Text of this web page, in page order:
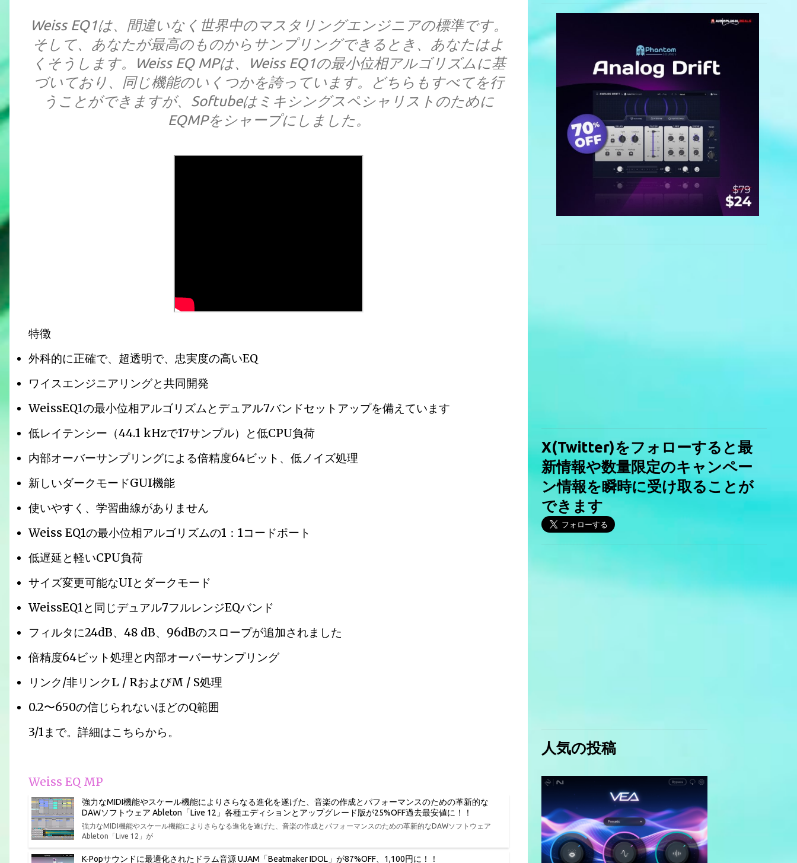
Weiss EQ1は、間違いなく世界中のマスタリングエンジニアの標準です。
そして、あなたが最高のものからサンプリングできるとき、あなたはよ
くそうします。Weiss EQ MPは、Weiss EQ1の最小位相アルゴリズムに基
づいており、同じ機能のいくつかを誇っています。どちらもすべてを行
うことができますが、Softubeはミキシングスペシャリストのために
EQMPをシャープにしました。
特徴
外科的に正確で、超透明で、忠実度の高いEQ
ワイスエンジニアリングと共同開発
WeissEQ1の最小位相アルゴリズムとデュアル7バンドセットアップを備えています
低レイテンシー（44.1 kHzで17サンプル）と低CPU負荷
内部オーバーサンプリングによる倍精度64ビット、低ノイズ処理
新しいダークモードGUI機能
使いやすく、学習曲線がありません
Weiss EQ1の最小位相アルゴリズムの1：1コードポート
低遅延と軽いCPU負荷
サイズ変更可能なUIとダークモード
WeissEQ1と同じデュアル7フルレンジEQバンド
フィルタに24dB、48 dB、96dBのスロープが追加されました
倍精度64ビット処理と内部オーバーサンプリング
リンク/非リンクL / RおよびM / S処理
0.2〜650の信じられないほどのQ範囲
3/1まで。詳細はこちらから。
Weiss EQ MP
強力なMIDI機能やスケール機能によりさらなる進化を遂げた、音楽の作成とパフォーマンスのための革新的な
DAWソフトウェア Ableton「Live 12」各種エディションとアップグレード版が25%OFF過去最安値に！！
強力なMIDI機能やスケール機能によりさらなる進化を遂げた、音楽の作成とパフォーマンスのための革新的なDAWソフトウェア
Ableton「Live 12」が
K-Popサウンドに最適化されたドラム音源 UJAM「Beatmaker IDOL」が87%OFF、1,100円に！！
X(Twitter)をフォローすると最
新情報や数量限定のキャンペー
ン情報を瞬時に受け取ることが
できます
人気の投稿